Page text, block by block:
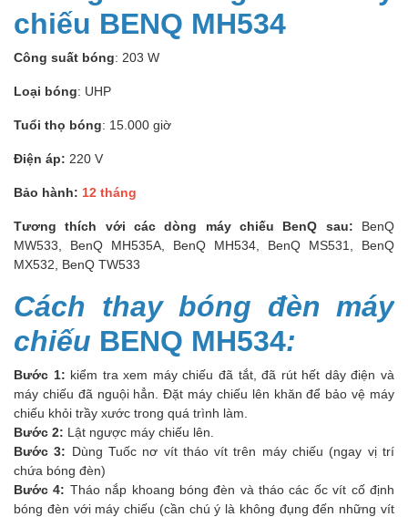
chiếu BENQ MH534
Công suất bóng: 203 W
Loại bóng: UHP
Tuổi thọ bóng: 15.000 giờ
Điện áp: 220 V
Bảo hành: 12 tháng
Tương thích với các dòng máy chiếu BenQ sau: BenQ
MW533, BenQ MH535A, BenQ MH534, BenQ MS531, BenQ
MX532, BenQ TW533
Cách thay bóng đèn máy
chiếu BENQ MH534:
Bước 1: kiểm tra xem máy chiếu đã tắt, đã rút hết dây điện và
máy chiếu đã nguội hẳn. Đặt máy chiếu lên khăn để bảo vệ máy
chiếu khỏi trầy xước trong quá trình làm.
Bước 2: Lật ngược máy chiếu lên.
Bước 3: Dùng Tuốc nơ vít tháo vít trên máy chiếu (ngay vị trí
chứa bóng đèn)
Bước 4: Tháo nắp khoang bóng đèn và tháo các ốc vít cố định
bóng đèn với máy chiếu (cần chú ý là không đụng đến những vít